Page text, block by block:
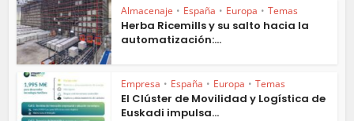
Almacenaje • España • Europa • Temas
Herba Ricemills y su salto hacia la
automatización:...
Empresa • España • Europa • Temas
El Clúster de Movilidad y Logística de
Euskadi impulsa...